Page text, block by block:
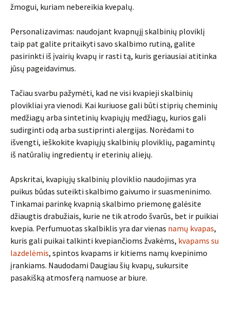
žmogui, kuriam nebereikia kvepalų.
Personalizavimas: naudojant kvapnųjį skalbinių ploviklį
taip pat galite pritaikyti savo skalbimo rutiną, galite
pasirinkti iš įvairių kvapų ir rasti tą, kuris geriausiai atitinka
jūsų pageidavimus.
Tačiau svarbu pažymėti, kad ne visi kvapieji skalbinių
plovikliai yra vienodi. Kai kuriuose gali būti stiprių cheminių
medžiagų arba sintetinių kvapiųjų medžiagų, kurios gali
sudirginti odą arba sustiprinti alergijas. Norėdami to
išvengti, ieškokite kvapiųjų skalbinių ploviklių, pagamintų
iš natūralių ingredientų ir eterinių aliejų.
Apskritai, kvapiųjų skalbinių ploviklio naudojimas yra
puikus būdas suteikti skalbimo gaivumo ir suasmeninimo.
Tinkamai parinkę kvapnią skalbimo priemonę galėsite
džiaugtis drabužiais, kurie ne tik atrodo švarūs, bet ir puikiai
kvepia. Perfumuotas skalbiklis yra dar vienas namų kvapas,
kuris gali puikai talkinti kvepiančioms žvakėms, kvapams su
lazdelėmis, spintos kvapams ir kitiems namų kvepinimo
įrankiams. Naudodami Daugiau šių kvapų, sukursite
pasakišką atmosferą namuose ar biure.